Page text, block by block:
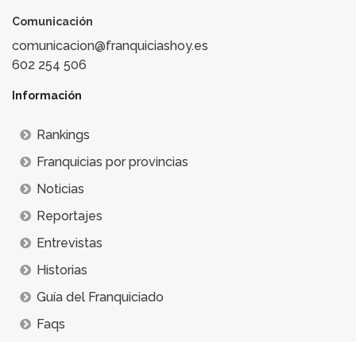
Comunicación
comunicacion@franquiciashoy.es
602 254 506
Información
Rankings
Franquicias por provincias
Noticias
Reportajes
Entrevistas
Historias
Guía del Franquiciado
Faqs